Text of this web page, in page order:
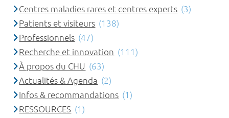
Centres maladies rares et centres experts (3)
Patients et visiteurs (138)
Professionnels (47)
Recherche et innovation (111)
À propos du CHU (63)
Actualités & Agenda (2)
Infos & recommandations (1)
RESSOURCES (1)